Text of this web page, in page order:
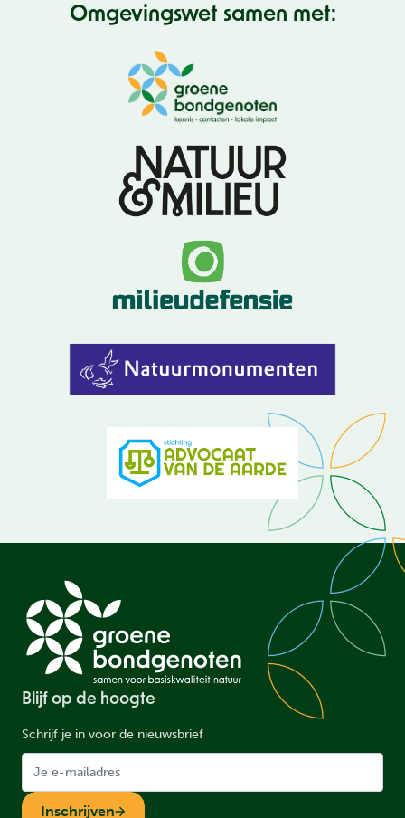
Omgevingswet samen met:
Blijf op de hoogte
Schrijf je in voor de nieuwsbrief
Inschrijven